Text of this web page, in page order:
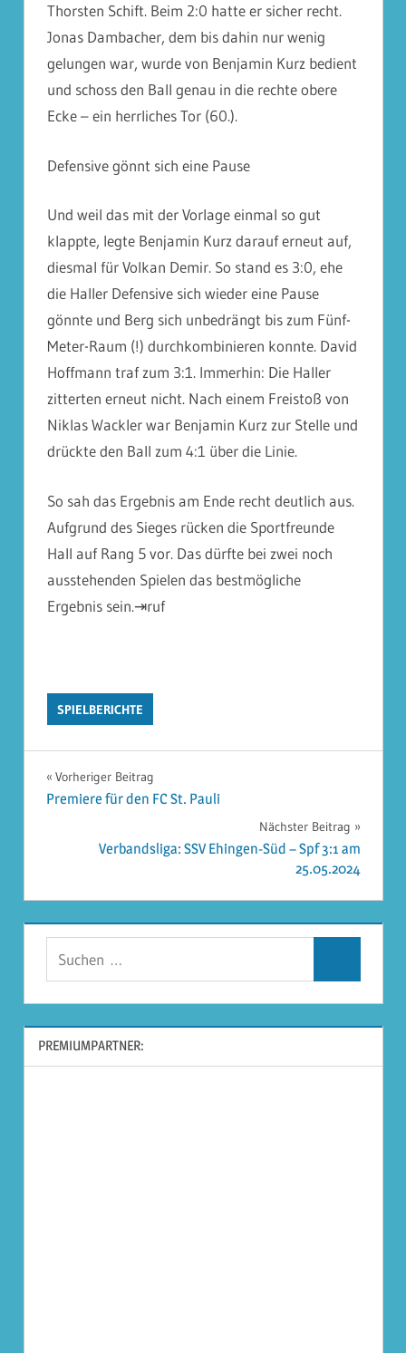
Thorsten Schift. Beim 2:0 hatte er sicher recht.
Jonas Dambacher, dem bis dahin nur wenig
gelungen war, wurde von Benjamin Kurz bedient
und schoss den Ball genau in die rechte obere
Ecke – ein herrliches Tor (60.).
Defensive gönnt sich eine Pause
Und weil das mit der Vorlage einmal so gut
klappte, legte Benjamin Kurz darauf erneut auf,
diesmal für Volkan Demir. So stand es 3:0, ehe
die Haller Defensive sich wieder eine Pause
gönnte und Berg sich unbedrängt bis zum Fünf-
Meter-Raum (!) durchkombinieren konnte. David
Hoffmann traf zum 3:1. Immerhin: Die Haller
zitterten erneut nicht. Nach einem Freistoß von
Niklas Wackler war Benjamin Kurz zur Stelle und
drückte den Ball zum 4:1 über die Linie.
So sah das Ergebnis am Ende recht deutlich aus.
Aufgrund des Sieges rücken die Sportfreunde
Hall auf Rang 5 vor. Das dürfte bei zwei noch
ausstehenden Spielen das bestmögliche
Ergebnis sein.⇥ruf
SPIELBERICHTE
Beitragsnavigation
Vorheriger Beitrag
Premiere für den FC St. Pauli
Nächster Beitrag
Verbandsliga: SSV Ehingen-Süd – Spf 3:1 am
25.05.2024
PREMIUMPARTNER: